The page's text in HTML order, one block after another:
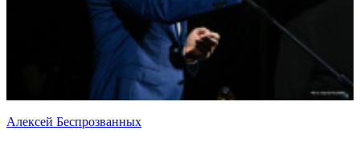
Алексей Беспрозванных